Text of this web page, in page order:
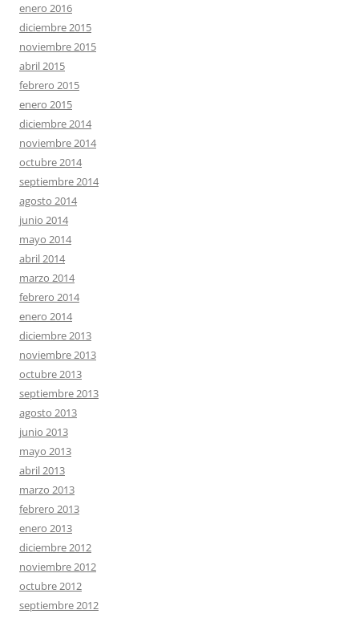
enero 2016
diciembre 2015
noviembre 2015
abril 2015
febrero 2015
enero 2015
diciembre 2014
noviembre 2014
octubre 2014
septiembre 2014
agosto 2014
junio 2014
mayo 2014
abril 2014
marzo 2014
febrero 2014
enero 2014
diciembre 2013
noviembre 2013
octubre 2013
septiembre 2013
agosto 2013
junio 2013
mayo 2013
abril 2013
marzo 2013
febrero 2013
enero 2013
diciembre 2012
noviembre 2012
octubre 2012
septiembre 2012